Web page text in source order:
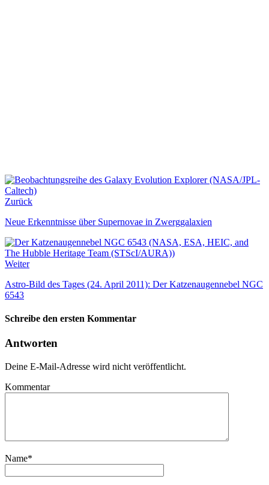
Zurück
Neue Erkenntnisse über Supernovae in Zwerggalaxien
Weiter
Astro-Bild des Tages (24. April 2011): Der Katzenaugennebel NGC
6543
Schreibe den ersten Kommentar
Antworten
Deine E-Mail-Adresse wird nicht veröffentlicht.
Kommentar
Name*